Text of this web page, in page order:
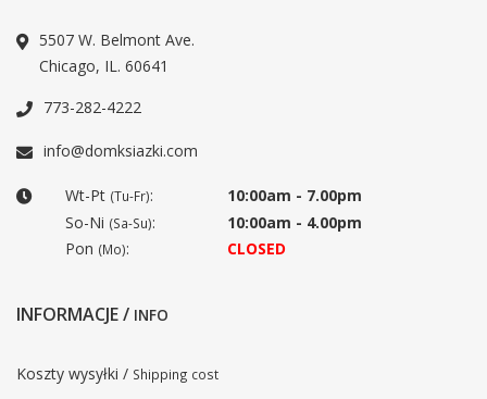
5507 W. Belmont Ave.
Chicago, IL. 60641
773-282-4222
info@domksiazki.com
Wt-Pt (Tu-Fr):
10:00am - 7.00pm
So-Ni (Sa-Su):
10:00am - 4.00pm
Pon (Mo): CLOSED
INFORMACJE / INFO
Koszty wysyłki / Shipping cost